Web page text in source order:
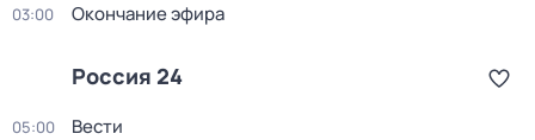
03:00 Окончание эфира
Россия 24
05:00 Вести